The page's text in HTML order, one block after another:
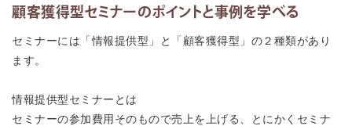
顧客獲得型セミナーのポイントと事例を学べる
セミナーには「情報提供型」と「顧客獲得型」の２種類があり
ます。
情報提供型セミナーとは
セミナーの参加費用そのもので売上を上げる、とにかくセミナ